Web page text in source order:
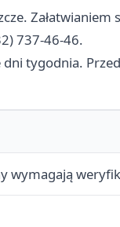
737-46-46.
tygodnia.
wymagają